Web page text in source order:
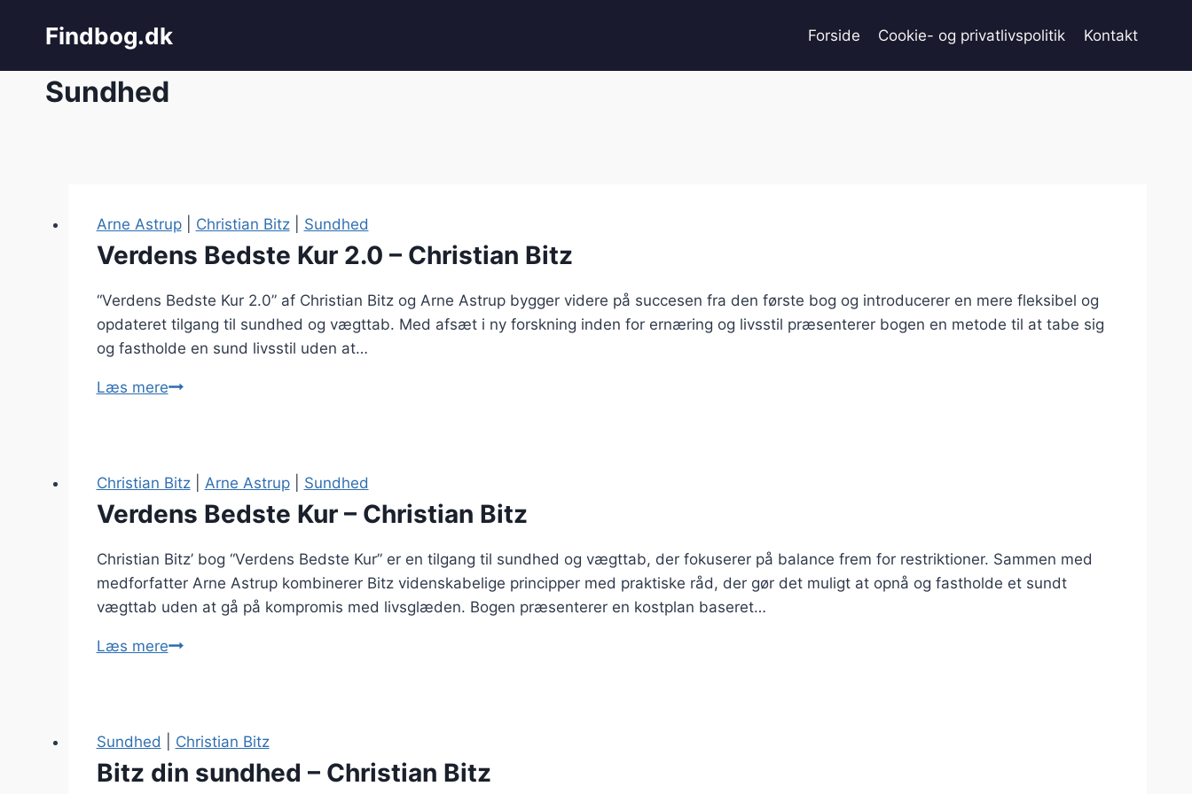
Findbog.dk Forside Cookie- og privatlivspolitik Kontakt
Sundhed
Arne Astrup| Christian Bitz| Sundhed
Verdens Bedste Kur 2.0 – Christian Bitz
“Verdens Bedste Kur 2.0” af Christian Bitz og Arne Astrup bygger videre på succesen fra den første bog og introducerer en mere fleksibel og
opdateret tilgang til sundhed og vægttab. Med afsæt i ny forskning inden for ernæring og livsstil præsenterer bogen en metode til at tabe sig
og fastholde en sund livsstil uden at…
Læs mereVerdens
–
Christian
Christian Bitz| Arne Astrup| Sundhed
Verdens Bedste Kur – Christian Bitz
Christian Bitz’ bog “Verdens Bedste Kur” er en tilgang til sundhed og vægttab, der fokuserer på balance frem for restriktioner. Sammen med
medforfatter Arne Astrup kombinerer Bitz videnskabelige principper med praktiske råd, der gør det muligt at opnå og fastholde et sundt
vægttab uden at gå på kompromis med livsglæden. Bogen præsenterer en kostplan baseret…
Læs mereVerdens
Christian
Bitz
Sundhed Christian Bitz
Bitz din sundhed – Christian Bitz